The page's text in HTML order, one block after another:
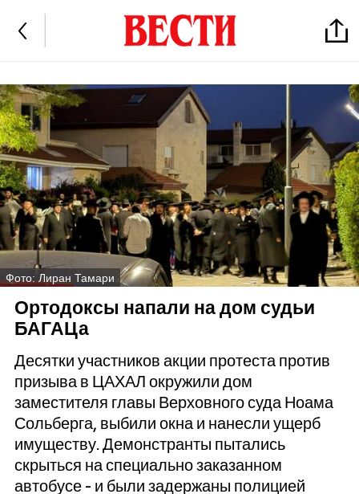
Фото: Лиран Тамари
Ортодоксы напали на дом судьи
БАГАЦа
Десятки участников акции протеста против
призыва в ЦАХАЛ окружили дом
заместителя главы Верховного суда Ноама
Сольберга, выбили окна и нанесли ущерб
имуществу. Демонстранты пытались
скрыться на специально заказанном
автобусе - и были задержаны полицией